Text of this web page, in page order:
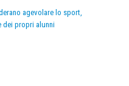
agevolare lo sport,
dei propri alunni